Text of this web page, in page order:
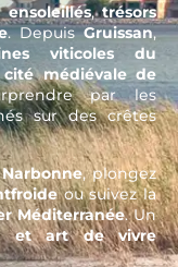
ensoleillés,trésors
. DepuisGruissan,
viticoles du
cité médiévale de
par les
sur des crêtes
Narbonne, plongez
ou suivez la
Méditerranée. Un
et art de vivre